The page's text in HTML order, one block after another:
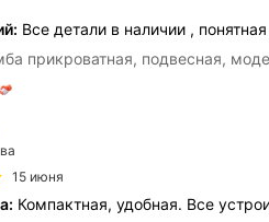
Все детали в наличии ,
прикроватная, подвесная,
15 июня
Компактная, удобная. Все